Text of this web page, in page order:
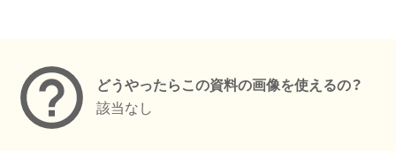
どうやったらこの資料の画像を使えるの？
該当なし